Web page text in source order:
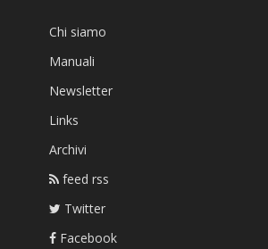
Chi siamo
Manuali
Newsletter
Links
Archivi
feed rss
Twitter
Facebook